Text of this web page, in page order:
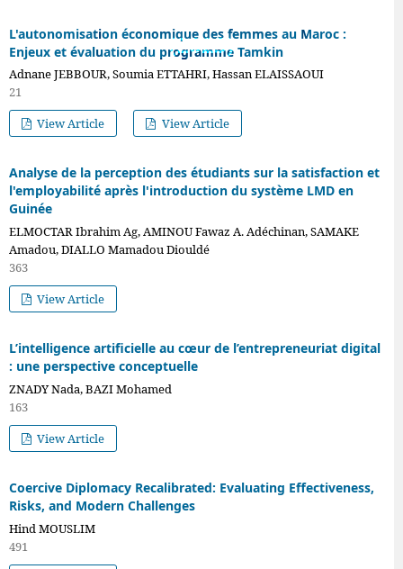
(2025)
L'autonomisation économique des femmes au Maroc :
Enjeux et évaluation du programme Tamkin
Adnane JEBBOUR, Soumia ETTAHRI, Hassan ELAISSAOUI
21
View Article
View Article
Analyse de la perception des étudiants sur la satisfaction et
l'employabilité après l'introduction du système LMD en
Guinée
ELMOCTAR Ibrahim Ag, AMINOU Fawaz A. Adéchinan, SAMAKE
Amadou, DIALLO Mamadou Diouldé
363
View Article
L’intelligence artificielle au cœur de l’entrepreneuriat digital
: une perspective conceptuelle
ZNADY Nada, BAZI Mohamed
163
View Article
Coercive Diplomacy Recalibrated: Evaluating Effectiveness,
Risks, and Modern Challenges
Hind MOUSLIM
491